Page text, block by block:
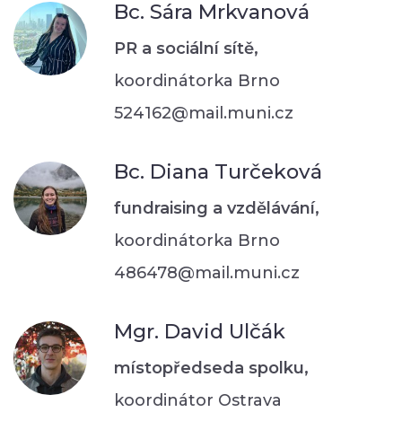
PROFESIONÁLOVÉ
STUDENTI
Bc. Sára Mrkvanová
PR a sociální sítě,
koordinátorka Brno
524162@mail.muni.cz
Bc. Diana Turčeková
fundraising a vzdělávání,
koordinátorka Brno
486478@mail.muni.cz
Mgr. David Ulčák
místopředseda spolku,
koordinátor Ostrava